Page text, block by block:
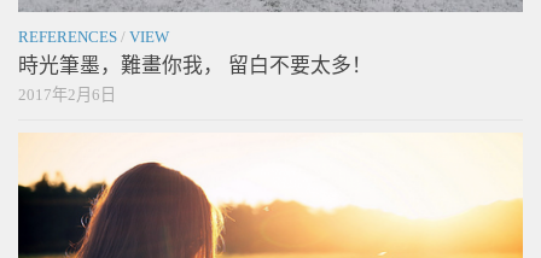
REFERENCES / VIEW
時光筆墨，難畫你我， 留白不要太多！
2017年2月6日